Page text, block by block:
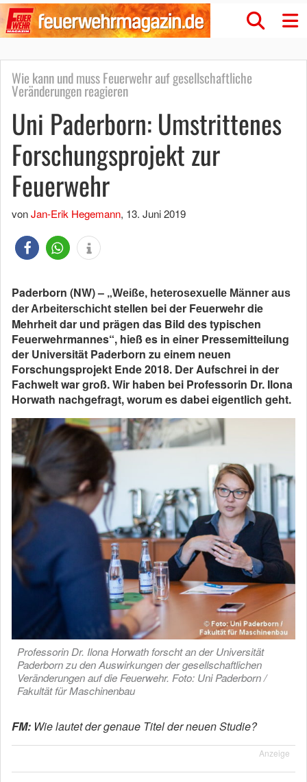
Wie kann und muss Feuerwehr auf gesellschaftliche
Veränderungen reagieren
Uni Paderborn: Umstrittenes
Forschungsprojekt zur
Feuerwehr
vonJan-Erik Hegemann, 13. Juni 2019
Paderborn (NW) – „Weiße, heterosexuelle Männer aus
der Arbeiterschicht stellen bei der Feuerwehr die
Mehrheit dar und prägen das Bild des typischen
Feuerwehrmannes“, hieß es in einer Pressemitteilung
der Universität Paderborn zu einem neuen
Forschungsprojekt Ende 2018. Der Aufschrei in der
Fachwelt war groß. Wir haben bei Professorin Dr. Ilona
Horwath nachgefragt, worum esdabei eigentlich geht.
Professorin Dr. Ilona Horwath forscht an der Universität
Paderborn zu den Auswirkungen der gesellschaftlichen
Veränderungen auf die Feuerwehr. Foto: Uni Paderborn /
Fakultät für Maschinenbau
FM: Wie lautet der genaue Titel der neuen Studie?
Anzeige